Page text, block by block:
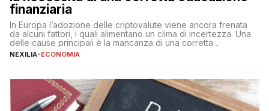
finanziaria
In Europa l’adozione delle criptovalute viene ancora frenata
da alcuni fattori, i quali alimentano un clima di incertezza. Una
delle cause principali è la mancanza di una corretta
educazione finanziaria, che impedisce ad una larga parte della
sulle criptovalute: […]
NEXILIA-ECONOMIA